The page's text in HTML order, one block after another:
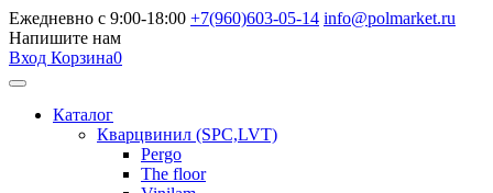
Ежедневно с 9:00-18:00 +7(960)603-05-14 info@polmarket.ru
Напишите нам
Вход Корзина0
Каталог
Кварцвинил (SPC,LVT)
Pergo
The floor